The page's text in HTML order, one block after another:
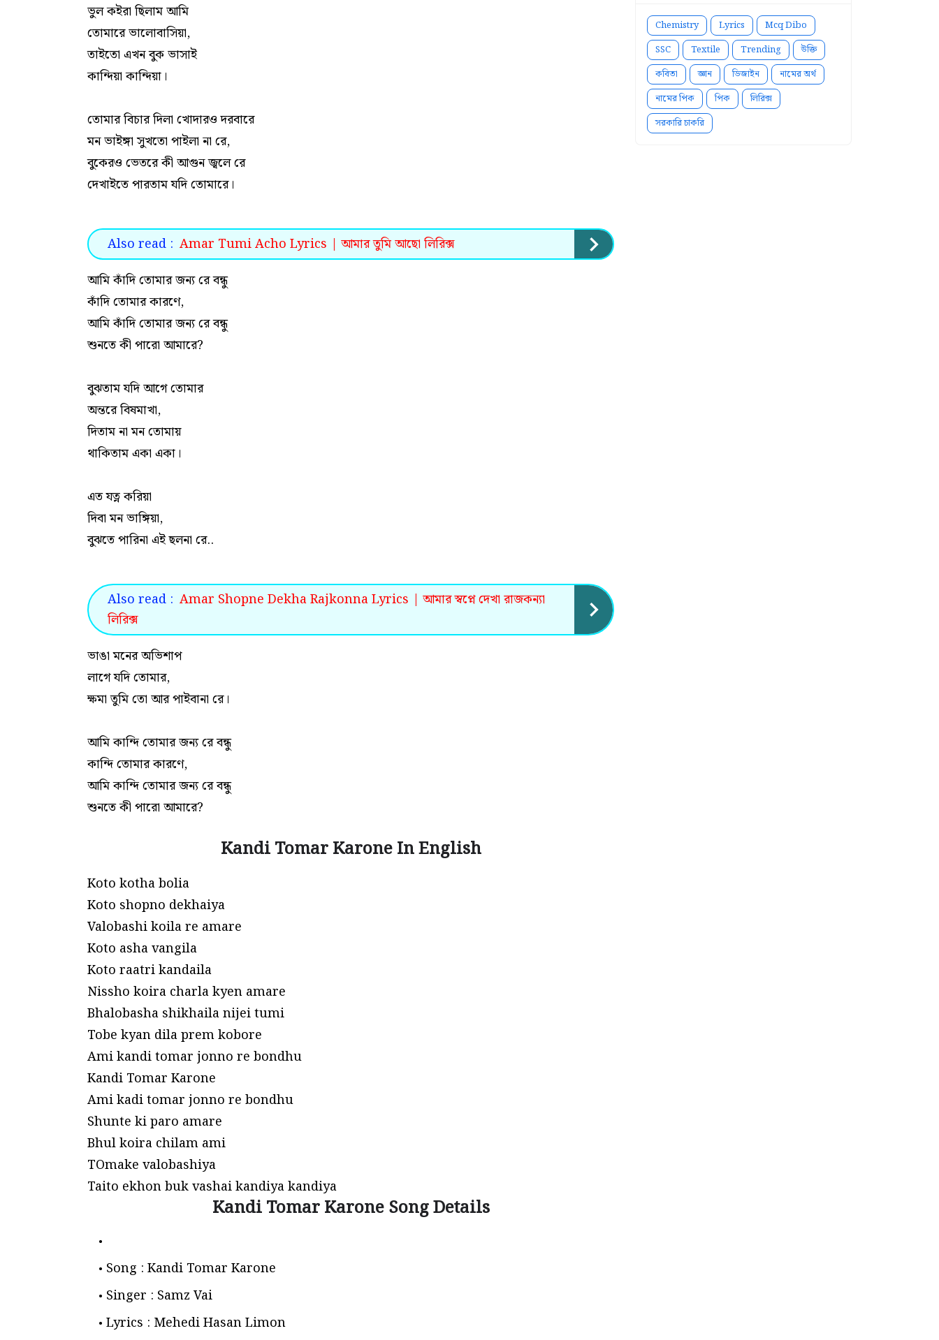
ভুল কইরা ছিলাম আমি
তোমারে ভালোবাসিয়া,
তাইতো এখন বুক ভাসাই
কান্দিয়া কান্দিয়া।
তোমার বিচার দিলা খোদারও দরবারে
মন ভাইঙ্গা সুখতো পাইলা না রে,
বুকেরও ভেতরে কী আগুন জ্বলে রে
দেখাইতে পারতাম যদি তোমারে।
Also read : Amar Tumi Acho Lyrics | আমার তুমি আছো লিরিক্স
আমি কাঁদি তোমার জন্য রে বন্ধু
কাঁদি তোমার কারণে,
আমি কাঁদি তোমার জন্য রে বন্ধু
শুনতে কী পারো আমারে?
বুঝতাম যদি আগে তোমার
অন্তরে বিষমাখা,
দিতাম না মন তোমায়
থাকিতাম একা একা।
এত যত্ন করিয়া
দিবা মন ভাঙ্গিয়া,
বুঝতে পারিনা এই ছলনা রে..
Also read : Amar Shopne Dekha Rajkonna Lyrics | আমার স্বপ্নে দেখা রাজকন্যা
লিরিক্স
ভাঙা মনের অভিশাপ
লাগে যদি তোমার,
ক্ষমা তুমি তো আর পাইবানা রে।
আমি কান্দি তোমার জন্য রে বন্ধু
কান্দি তোমার কারণে,
আমি কান্দি তোমার জন্য রে বন্ধু
শুনতে কী পারো আমারে?
Kandi Tomar Karone In English
Koto kotha bolia
Koto shopno dekhaiya
Valobashi koila re amare
Koto asha vangila
Koto raatri kandaila
Nissho koira charla kyen amare
Bhalobasha shikhaila nijei tumi
Tobe kyan dila prem kobore
Ami kandi tomar jonno re bondhu
Kandi Tomar Karone
Ami kadi tomar jonno re bondhu
Shunte ki paro amare
Bhul koira chilam ami
TOmake valobashiya
Taito ekhon buk vashai kandiya kandiya
Kandi Tomar Karone Song Details
Song : Kandi Tomar Karone
Singer : Samz Vai
Lyrics : Mehedi Hasan Limon
Chemistry Lyrics
Mcq Dibo
SSC
Textile Trending
উক্তি
কবিতা
জ্ঞান ডিজাইন
নামের অর্থ
নামের পিক
পিক
লিরিক্স
সরকারি চাকরি